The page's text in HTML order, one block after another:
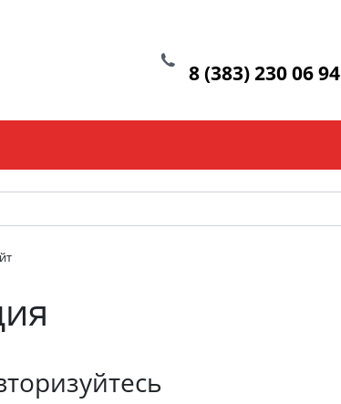
8 (383) 230 06 94